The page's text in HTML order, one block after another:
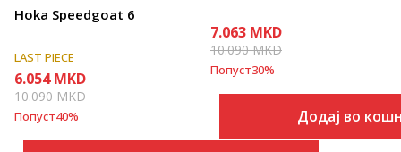
Hoka Speedgoat 6
LAST PIECE
6.054 MKD
10.090MKD
Попуст40%
7.063 MKD
10.090MKD
Попуст30%
Додај во